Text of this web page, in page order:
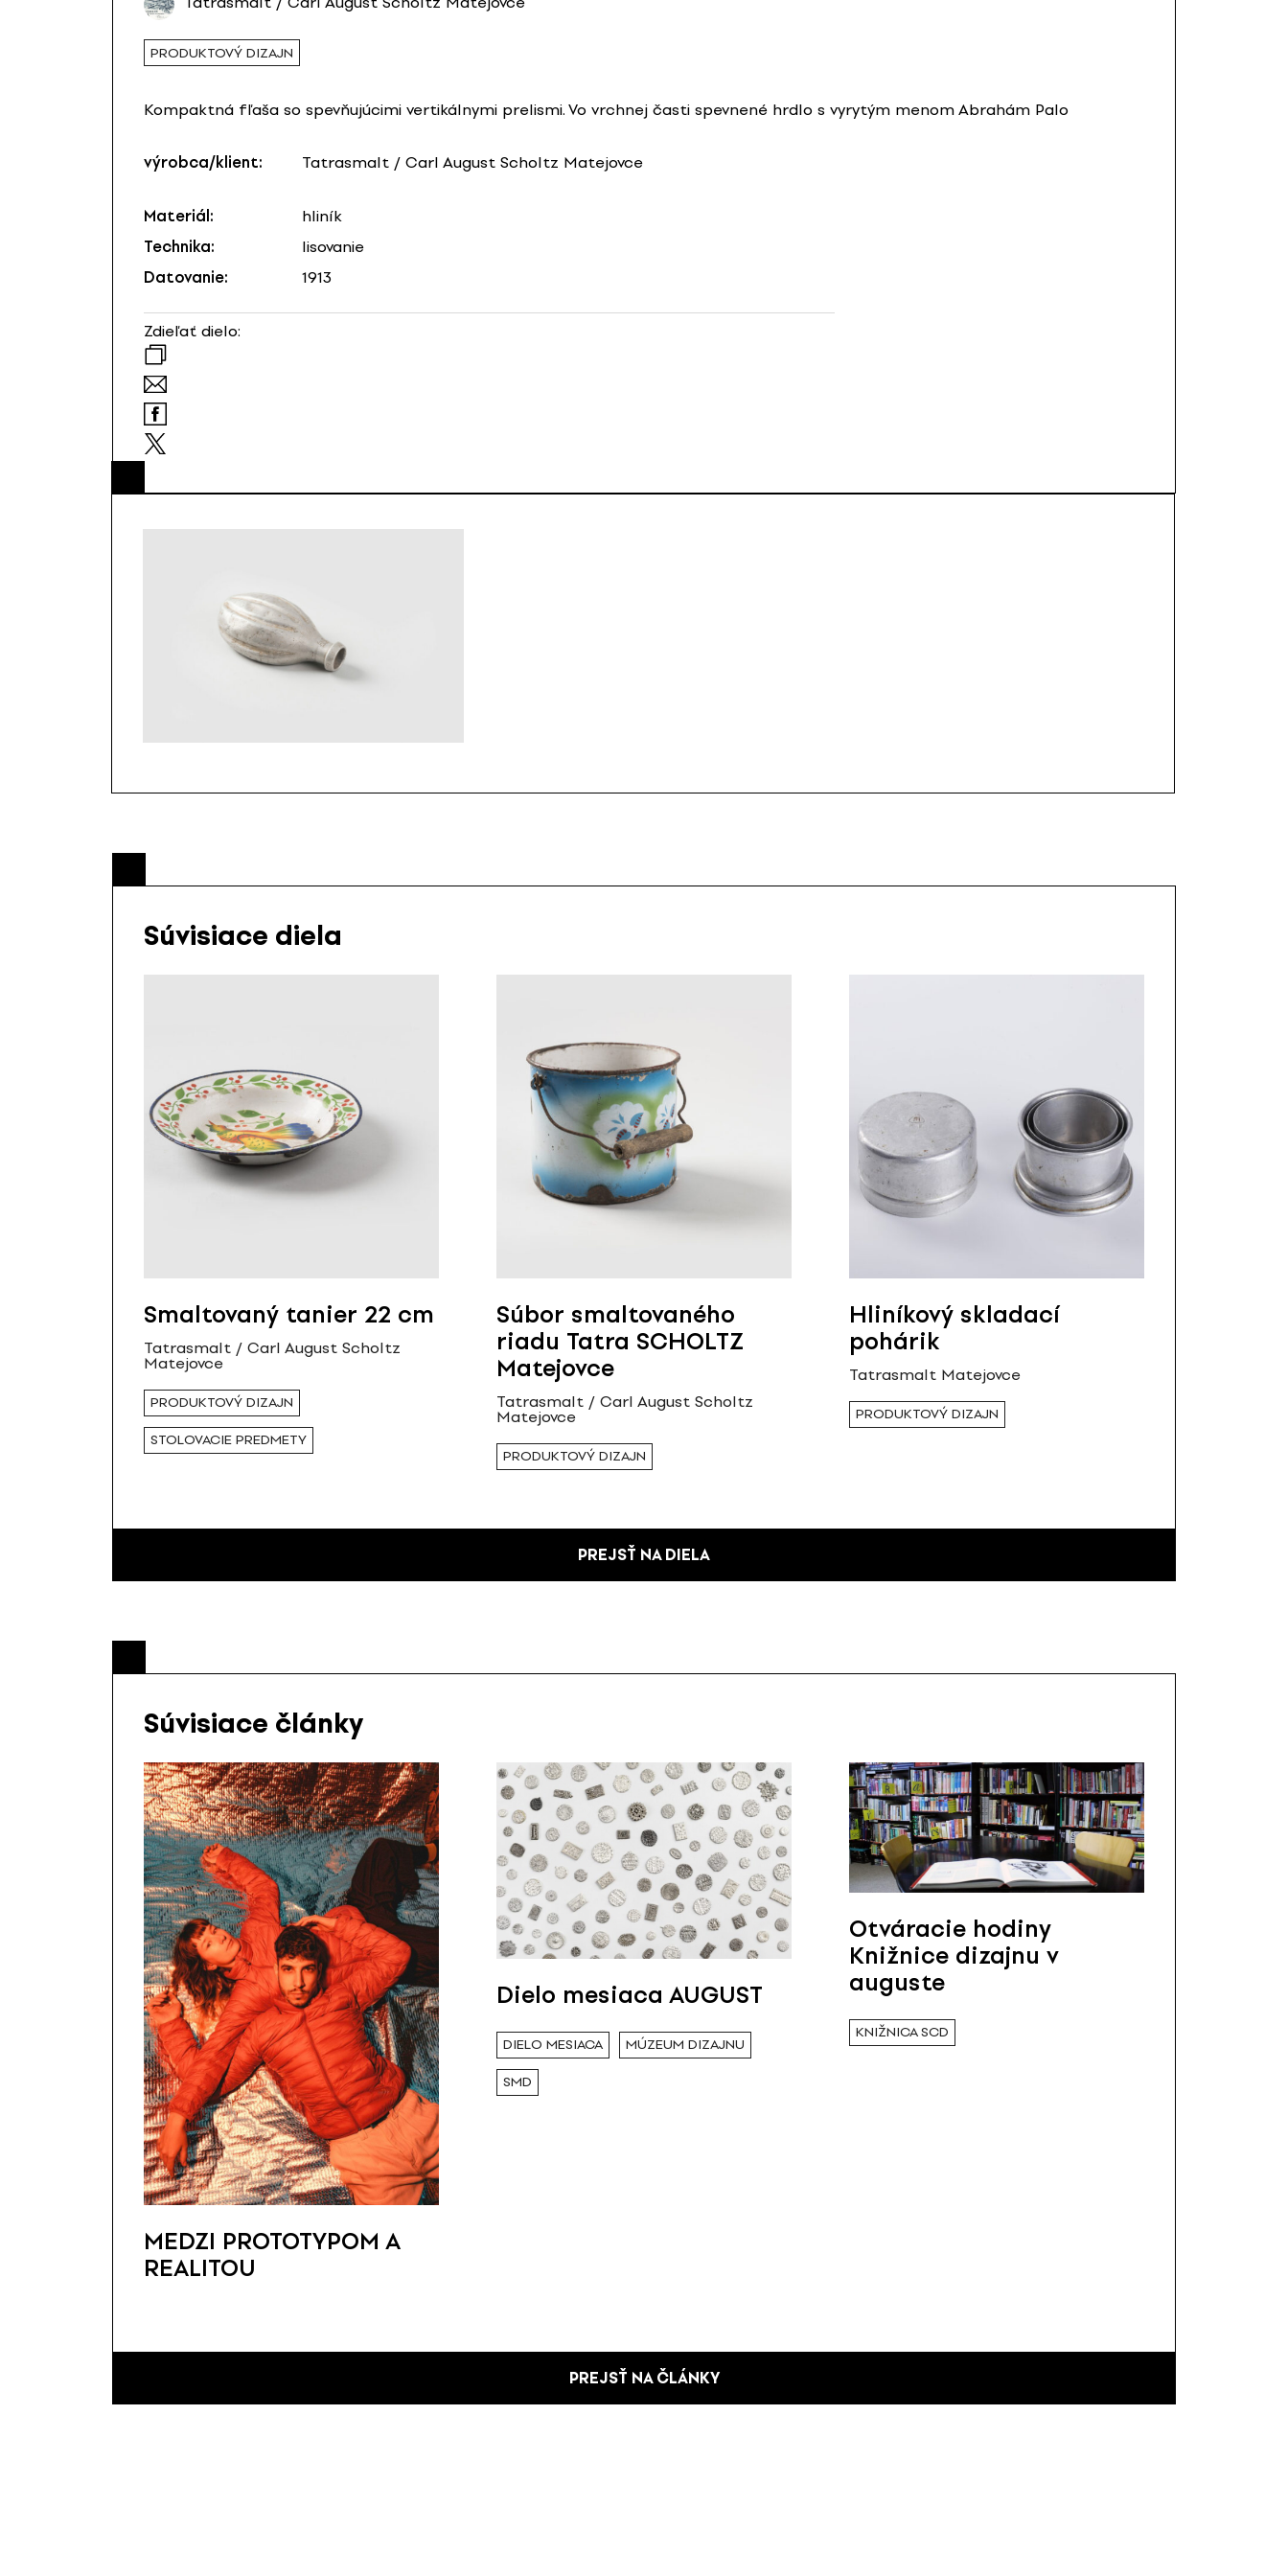
PRODUKTOVÝ DIZAJN
Kompaktná fľaša so spevňujúcimi vertikálnymi prelismi. Vo vrchnej časti spevnené hrdlo s vyrytým menom Abrahám Palo
výrobca/klient: Tatrasmalt / Carl August Scholtz Matejovce
Materiál:
hliník
Technika:
lisovanie
Datovanie:
1913
Zdieľať dielo:
Súvisiace diela
Smaltovaný tanier 22 cm
Tatrasmalt / Carl August Scholtz
Matejovce
PRODUKTOVÝ DIZAJN
STOLOVACIE PREDMETY
Súbor smaltovaného
riadu Tatra SCHOLTZ
Matejovce
Tatrasmalt / Carl August Scholtz
Matejovce
PRODUKTOVÝ DIZAJN
Hliníkový skladací
pohárik
Tatrasmalt Matejovce
PRODUKTOVÝ DIZAJN
PREJSŤ NA DIELA
Súvisiace články
MEDZI PROTOTYPOM A
REALITOU
Dielo mesiaca AUGUST
DIELO MESIACA MÚZEUM DIZAJNU
SMD
Otváracie hodiny
Knižnice dizajnu v
auguste
KNIŽNICA SCD
PREJSŤ NA ČLÁNKY